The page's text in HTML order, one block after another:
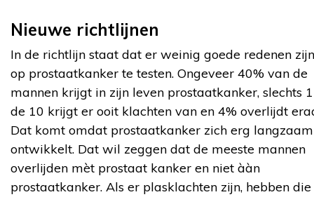
Nieuwe richtlijnen
In de richtlijn staat dat er weinig goede redenen
op prostaatkanker te testen. Ongeveer 40% van de
mannen krijgt in zijn leven prostaatkanker, slechts
de 10 krijgt er ooit klachten van en 4% overlijdt
Dat komt omdat prostaatkanker zich erg langzaam
ontwikkelt. Dat wil zeggen dat de meeste mannen
overlijden mèt prostaat kanker en niet ààn
prostaatkanker. Als er plasklachten zijn, hebben die